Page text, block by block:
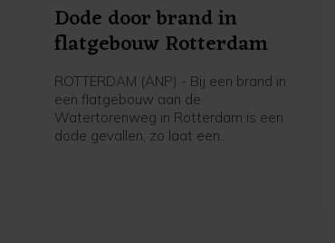
Dode door brand in
flatgebouw Rotterdam
ROTTERDAM (ANP) - Bij een brand in
een flatgebouw aan de
Watertorenweg in Rotterdam is een
dode gevallen, zo laat een